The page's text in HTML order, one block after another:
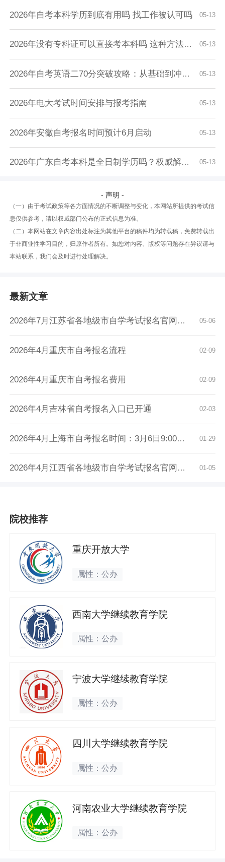
05-13
2026年自考本科学历到底有用吗 找工作被认可吗
05-13
2026年没有专科证可以直接考本科吗 这种方法可...
05-13
2026年自考英语二70分突破攻略：从基础到冲刺全...
05-13
2026年电大考试时间安排与报考指南
05-13
2026年安徽自考报名时间预计6月启动
05-13
2026年广东自考本科是全日制学历吗？权威解读来...
- 声明 -
（一）由于考试政策等各方面情况的不断调整与变化，本网站所提供的考试信
息仅供参考，请以权威部门公布的正式信息为准。
（二）本网站在文章内容出处标注为其他平台的稿件均为转载稿，免费转载出
于非商业性学习目的，归原作者所有。如您对内容、版权等问题存在异议请与
本站联系，我们会及时进行处理解决。
最新文章
05-06
2026年7月江苏省各地级市自学考试报名官网入口...
02-09
2026年4月重庆市自考报名流程
02-09
2026年4月重庆市自考报名费用
02-03
2026年4月吉林省自考报名入口已开通
01-29
2026年4月上海市自考报名时间：3月6日9:00至3月...
01-05
2026年4月江西省各地级市自学考试报名官网入口...
院校推荐
重庆开放大学
属性：公办
西南大学继续教育学院
属性：公办
宁波大学继续教育学院
属性：公办
四川大学继续教育学院
属性：公办
河南农业大学继续教育学院
属性：公办